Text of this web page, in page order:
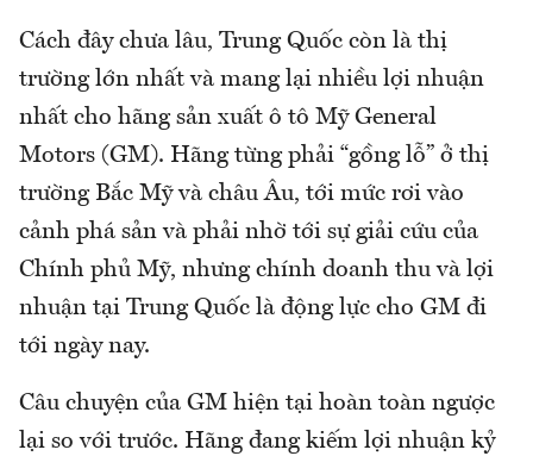
Cách đây chưa lâu, Trung Quốc còn là thị
trường lớn nhất và mang lại nhiều lợi nhuận
nhất cho hãng sản xuất ô tô Mỹ General
Motors (GM). Hãng từng phải “gồng lỗ” ở thị
trường Bắc Mỹ và châu Âu, tới mức rơi vào
cảnh phá sản và phải nhờ tới sự giải cứu của
Chính phủ Mỹ, nhưng chính doanh thu và lợi
nhuận tại Trung Quốc là động lực cho GM đi
tới ngày nay.
Câu chuyện của GM hiện tại hoàn toàn ngược
lại so với trước. Hãng đang kiếm lợi nhuận kỷ